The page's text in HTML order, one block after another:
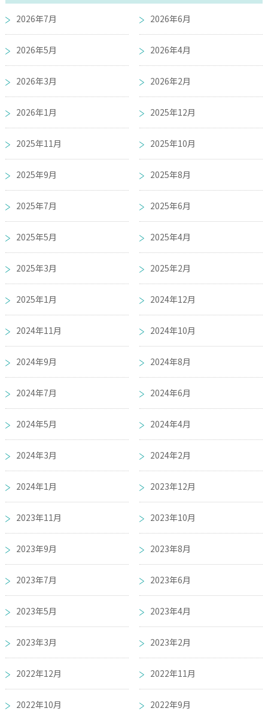
2026年7月 2026年6月
2026年5月 2026年4月
2026年3月 2026年2月
2026年1月 2025年12月
2025年11月 2025年10月
2025年9月 2025年8月
2025年7月 2025年6月
2025年5月 2025年4月
2025年3月 2025年2月
2025年1月 2024年12月
2024年11月 2024年10月
2024年9月 2024年8月
2024年7月 2024年6月
2024年5月 2024年4月
2024年3月 2024年2月
2024年1月 2023年12月
2023年11月 2023年10月
2023年9月 2023年8月
2023年7月 2023年6月
2023年5月 2023年4月
2023年3月 2023年2月
2022年12月 2022年11月
2022年10月 2022年9月